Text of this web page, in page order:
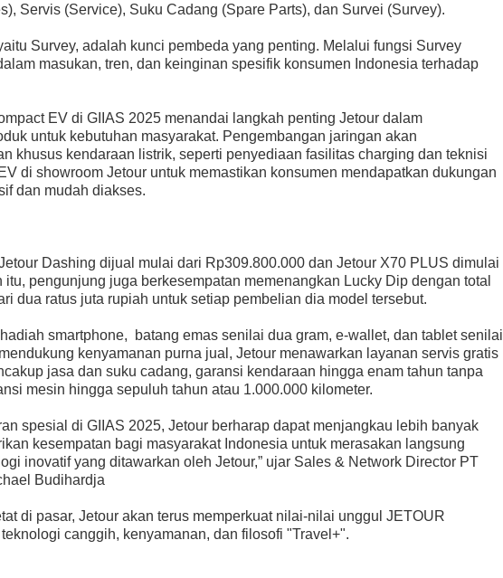
Servis (Service), Suku Cadang (Spare Parts), dan Survei (Survey).
Survey, adalah kunci pembeda yang penting. Melalui fungsi Survey
masukan, tren, dan keinginan spesifik konsumen Indonesia terhadap
EV di GIIAS 2025 menandai langkah penting Jetour dalam
untuk kebutuhan masyarakat. Pengembangan jaringan akan
khusus kendaraan listrik, seperti penyediaan fasilitas charging dan teknisi
di showroom Jetour untuk memastikan konsumen mendapatkan dukungan
dan mudah diakses.
Dashing dijual mulai dari Rp309.800.000 dan Jetour X70 PLUS dimulai
pengunjung juga berkesempatan memenangkan Lucky Dip dengan total
dua ratus juta rupiah untuk setiap pembelian dia model tersebut.
smartphone, batang emas senilai dua gram, e-wallet, dan tablet senilai
kenyamanan purna jual, Jetour menawarkan layanan servis gratis
jasa dan suku cadang, garansi kendaraan hingga enam tahun tanpa
mesin hingga sepuluh tahun atau 1.000.000 kilometer.
spesial di GIIAS 2025, Jetour berharap dapat menjangkau lebih banyak
kesempatan bagi masyarakat Indonesia untuk merasakan langsung
inovatif yang ditawarkan oleh Jetour,” ujar Sales & Network Director PT
Budihardja
di pasar, Jetour akan terus memperkuat nilai-nilai unggul JETOUR
canggih, kenyamanan, dan filosofi "Travel+".